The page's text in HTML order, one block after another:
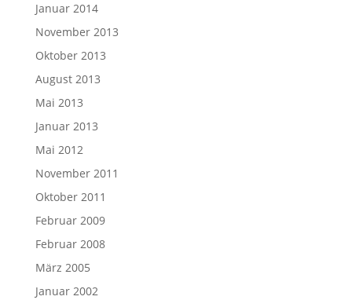
Januar 2014
November 2013
Oktober 2013
August 2013
Mai 2013
Januar 2013
Mai 2012
November 2011
Oktober 2011
Februar 2009
Februar 2008
März 2005
Januar 2002